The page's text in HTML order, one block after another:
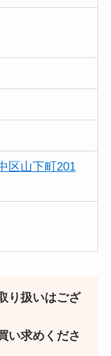
区山下町201
り扱いはござ
い求めくださ